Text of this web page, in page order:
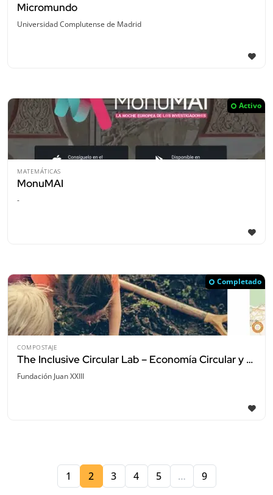
Micromundo
Universidad Complutense de Madrid
Activo
MATEMÁTICAS
MonuMAI
-
Completado
COMPOSTAJE
The Inclusive Circular Lab – Economía Circular y Ciencia Ciudadana en Escuelas
Fundación Juan XXIII
1 2 3 4 5 … 9